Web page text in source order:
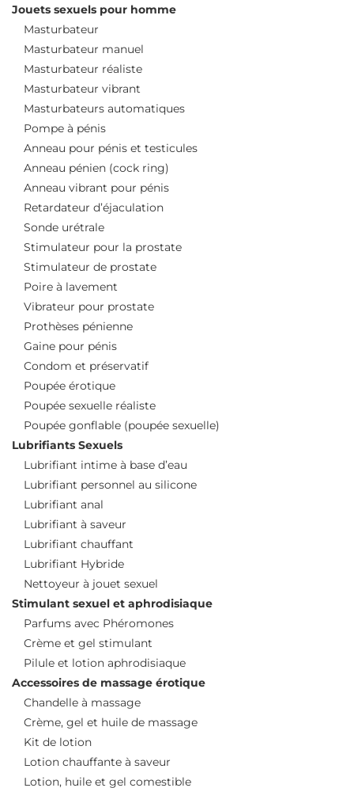
Jouets sexuels pour homme
Masturbateur
Masturbateur manuel
Masturbateur réaliste
Masturbateur vibrant
Masturbateurs automatiques
Pompe à pénis
Anneau pour pénis et testicules
Anneau pénien (cock ring)
Anneau vibrant pour pénis
Retardateur d’éjaculation
Sonde urétrale
Stimulateur pour la prostate
Stimulateur de prostate
Poire à lavement
Vibrateur pour prostate
Prothèses pénienne
Gaine pour pénis
Condom et préservatif
Poupée érotique
Poupée sexuelle réaliste
Poupée gonflable (poupée sexuelle)
Lubrifiants Sexuels
Lubrifiant intime à base d’eau
Lubrifiant personnel au silicone
Lubrifiant anal
Lubrifiant à saveur
Lubrifiant chauffant
Lubrifiant Hybride
Nettoyeur à jouet sexuel
Stimulant sexuel et aphrodisiaque
Parfums avec Phéromones
Crème et gel stimulant
Pilule et lotion aphrodisiaque
Accessoires de massage érotique
Chandelle à massage
Crème, gel et huile de massage
Kit de lotion
Lotion chauffante à saveur
Lotion, huile et gel comestible